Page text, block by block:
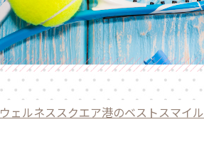
ウェルネススクエア港のベストスマイル